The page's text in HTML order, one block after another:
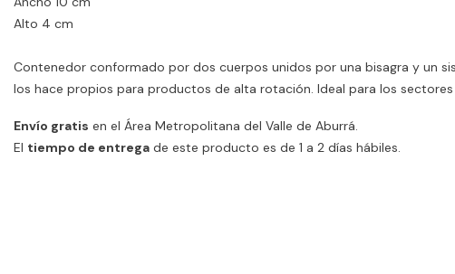
Compartir
Alto 4 cm
Contenedor conformado por dos cuerpos unidos por una bisagra y un
los hace propios para productos de alta rotación. Ideal para los
Envío gratis en el Área Metropolitana del Valle de Aburrá.
El tiempo de entrega de este producto es de 1 a 2 días hábiles.